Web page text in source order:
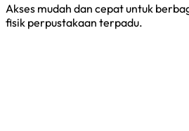
Akses mudah dan cepat untuk
fisik perpustakaan terpadu.